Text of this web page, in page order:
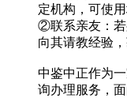
定机构，可使
②联系亲友：若
向其请教经验
中鉴中正作为
询办理服务，